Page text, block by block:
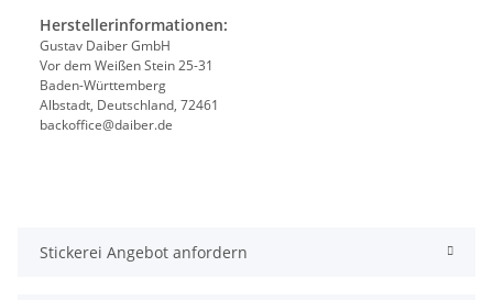
Herstellerinformationen:
Gustav Daiber GmbH
Vor dem Weißen Stein 25-31
Baden-Württemberg
Albstadt, Deutschland, 72461
backoffice@daiber.de
Stickerei Angebot anfordern